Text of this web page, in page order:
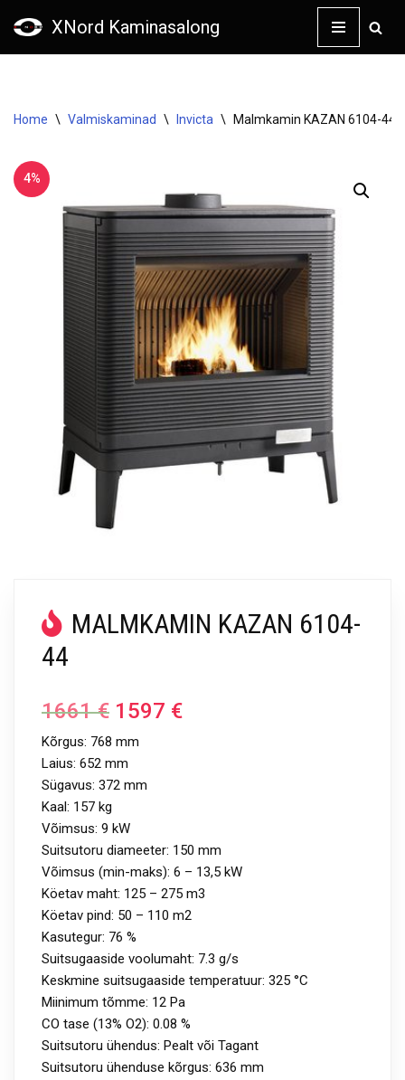
XNord Kaminasalong
Home \ Valmiskaminad \ Invicta \ Malmkamin KAZAN 6104-44
4%
MALMKAMIN KAZAN 6104-
44
1661€ 1597 €
Kõrgus: 768 mm
Laius: 652 mm
Sügavus: 372 mm
Kaal: 157 kg
Võimsus: 9 kW
Suitsutoru diameeter: 150 mm
Võimsus (min-maks): 6 – 13,5 kW
Köetav maht: 125 – 275 m3
Köetav pind: 50 – 110 m2
Kasutegur: 76 %
Suitsugaaside voolumaht: 7.3 g/s
Keskmine suitsugaaside temperatuur: 325 °C
Miinimum tõmme: 12 Pa
CO tase (13% O2): 0.08 %
Suitsutoru ühendus: Pealt või Tagant
Suitsutoru ühenduse kõrgus: 636 mm